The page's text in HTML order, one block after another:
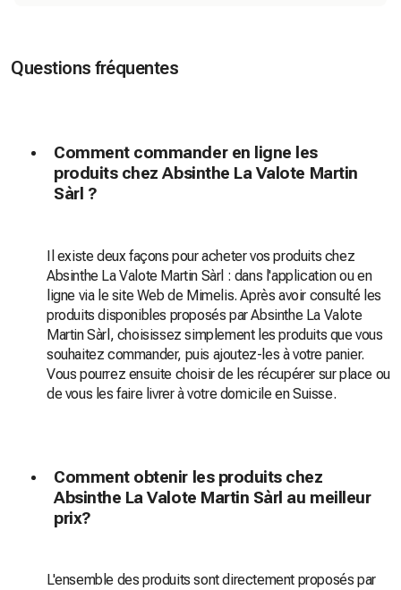
Questions fréquentes
Comment commander en ligne les
produits chez Absinthe La Valote Martin
Sàrl ?
Il existe deux façons pour acheter vos produits chez
Absinthe La Valote Martin Sàrl : dans l'application ou en
ligne via le site Web de Mimelis. Après avoir consulté les
produits disponibles proposés par Absinthe La Valote
Martin Sàrl, choisissez simplement les produits que vous
souhaitez commander, puis ajoutez-les à votre panier.
Vous pourrez ensuite choisir de les récupérer sur place ou
de vous les faire livrer à votre domicile en Suisse.
Comment obtenir les produits chez
Absinthe La Valote Martin Sàrl au meilleur
prix?
L'ensemble des produits sont directement proposés par